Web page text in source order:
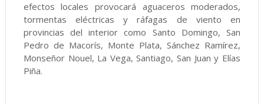
efectos locales provocará aguaceros moderados,
tormentas eléctricas y ráfagas de viento en
provincias del interior como Santo Domingo, San
Pedro de Macorís, Monte Plata, Sánchez Ramírez,
Monseñor Nouel, La Vega, Santiago, San Juan y Elías
Piña.